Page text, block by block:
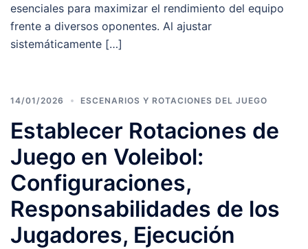
esenciales para maximizar el rendimiento del equipo
frente a diversos oponentes. Al ajustar
sistemáticamente […]
14/01/2026 ESCENARIOS Y ROTACIONES DEL JUEGO
Establecer Rotaciones de
Juego en Voleibol:
Configuraciones,
Responsabilidades de los
Jugadores, Ejecución